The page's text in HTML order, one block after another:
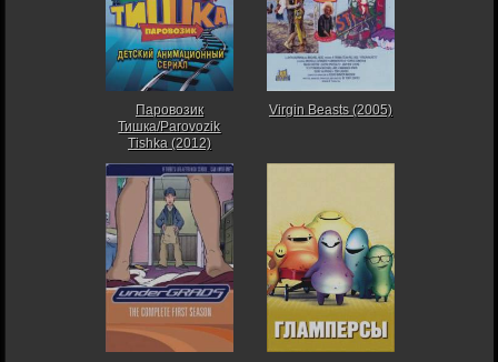
Паровозик
Тишка/Parovozik
Tishka (2012)
Virgin Beasts (2005)